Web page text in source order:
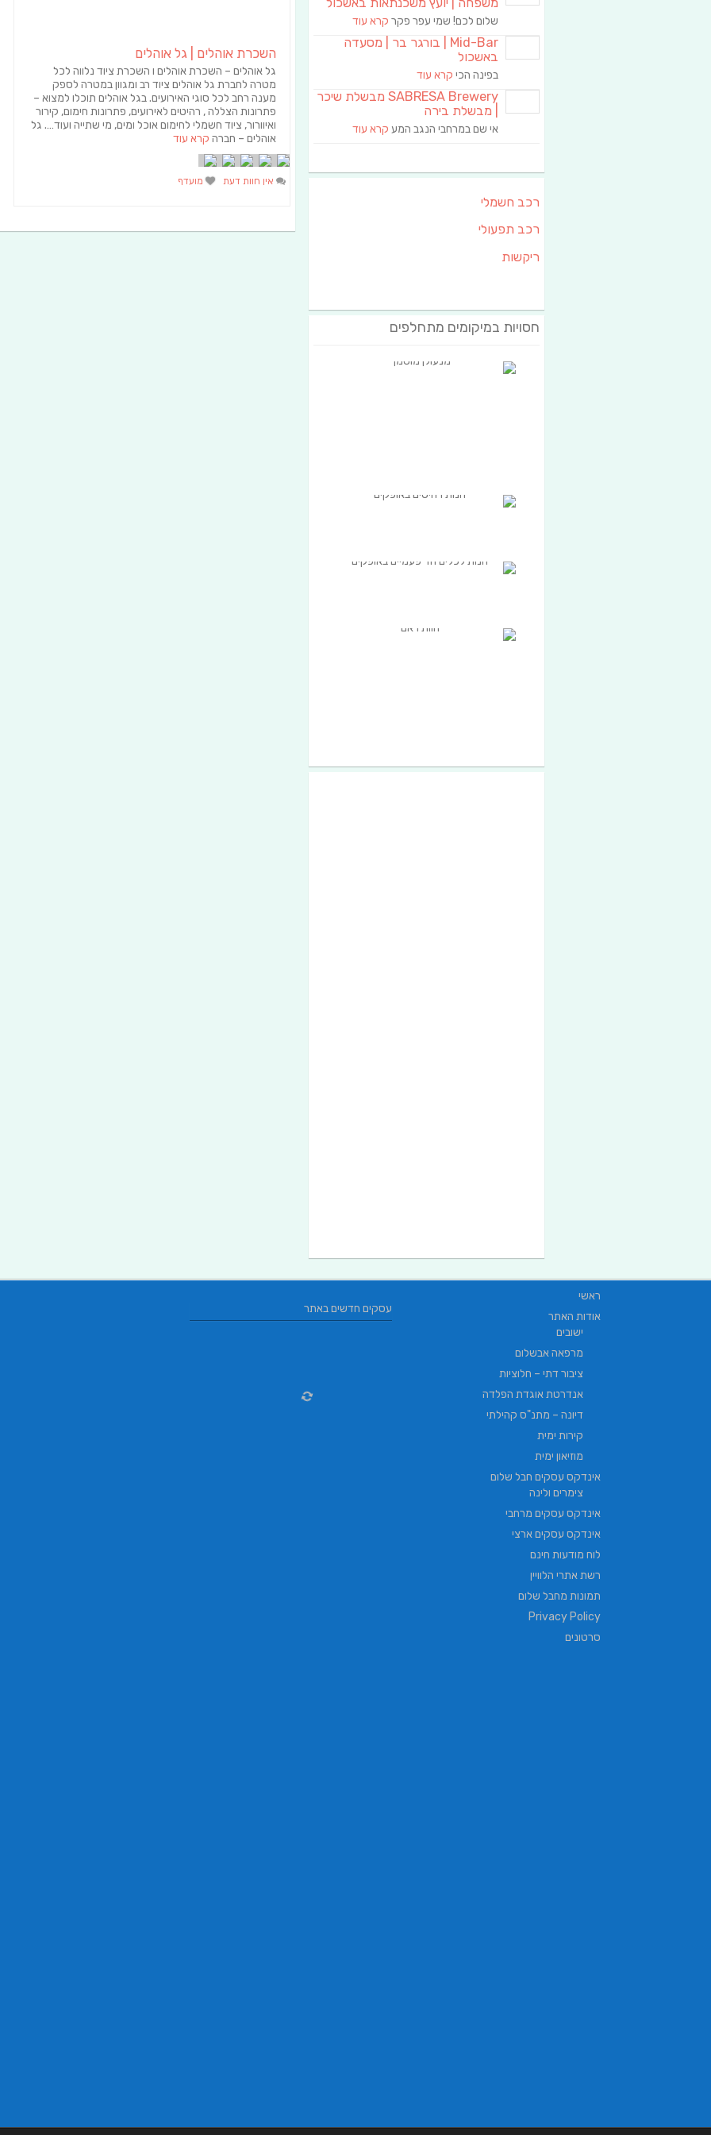
השכרת אוהלים | גל אוהלים
גל אוהלים – השכרת אוהלים ו השכרת ציוד נלווה לכל
מטרה לחברת גל אוהלים ציוד רב ומגוון במטרה לספק
מענה רחב לכל סוגי האירועים. בגל אוהלים תוכלו למצוא –
פתרונות הצללה , רהיטים לאירועים, פתרונות חימום, קירור
ואיוורור, ציוד חשמלי לחימום אוכל ומים, מי שתייה ועוד…. גל
אוהלים – חברה קרא עוד
אין חוות דעת מועדף
שלום לכם! שמי עפר פקר קרא עוד
Mid-Bar | בורגר בר | מסעדה
באשכול
בפינה הכי קרא עוד
SABRESA Brewery מבשלת שיכר
| מבשלת בירה
אי שם במרחבי הנגב המע קרא עוד
רכב חשמלי
רכב תפעולי
ריקשות
חסויות במיקומים מתחלפים
עסקים חדשים באתר
ראשי
אודות האתר
ישובים
מרפאה אבשלום
ציבור דתי – חלוציות
אנדרטת אוגדת הפלדה
דיונה – מתנ"ס קהילתי
קירות ימית
מוזיאון ימית
אינדקס עסקים חבל שלום
צימרים ולינה
אינדקס עסקים מרחבי
אינדקס עסקים ארצי
לוח מודעות חינם
רשת אתרי הלוויין
תמונות מחבל שלום
Privacy Policy
סרטונים